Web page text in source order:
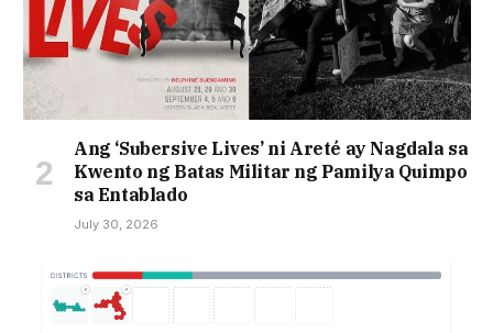
Ang ‘Subersive Lives’ ni Areté ay Nagdala sa
Kwento ng Batas Militar ng Pamilya Quimpo
sa Entablado
July 30, 2026